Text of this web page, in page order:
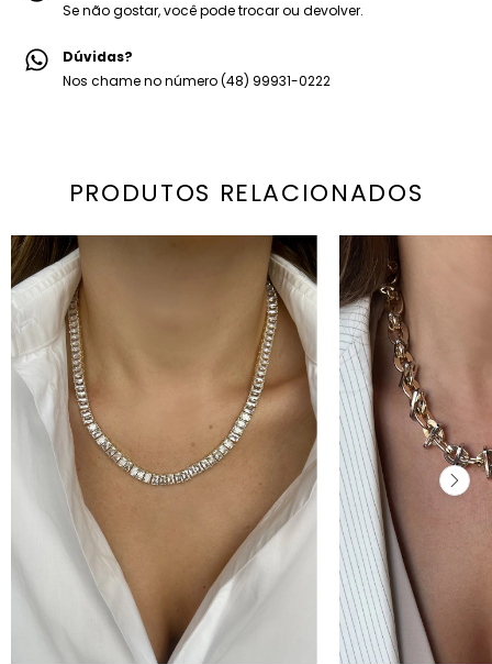
Se não gostar, você pode trocar ou devolver.
Dúvidas?
Nos chame no número (48) 99931-0222
PRODUTOS RELACIONADOS